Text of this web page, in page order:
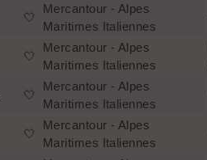
🤍
Mercantour - Alpes
Maritimes Italiennes
🤍
Mercantour - Alpes
Maritimes Italiennes
🤍
Mercantour - Alpes
Maritimes Italiennes
🤍
Mercantour - Alpes
Maritimes Italiennes